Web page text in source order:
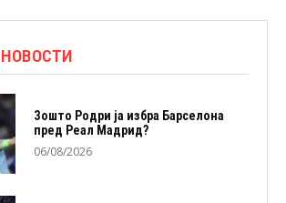
Зошто Родри ја избра Барселона
пред Реал Мадрид?
06/08/2026